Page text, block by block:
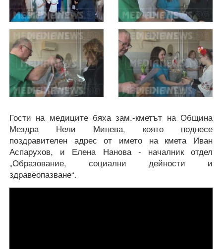
Гости на медиците бяха зам.-кметът на Община
Мездра Нели Минева, която поднесе
поздравителен адрес от името на кмета Иван
Аспарухов, и Елена Нанова - началник отдел
„Образование, социални дейности и
здравеопазване“.